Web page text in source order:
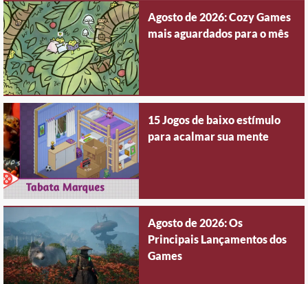
Agosto de 2026: Cozy Games
mais aguardados para o mês
15 Jogos de baixo estímulo
para acalmar sua mente
Agosto de 2026: Os
Principais Lançamentos dos
Games